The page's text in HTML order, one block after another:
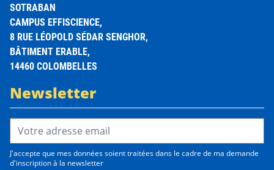
SOTRABAN
CAMPUS EFFISCIENCE,
8 RUE LÉOPOLD SÉDAR SENGHOR,
BÂTIMENT ERABLE,
14460 COLOMBELLES
Newsletter
Email Address*
J'accepte que mes données soient traitées dans le cadre de ma demande
d'inscription à la newsletter